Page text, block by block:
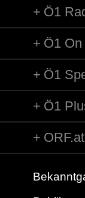
Ö1
Ö1
Ö1
Ö1